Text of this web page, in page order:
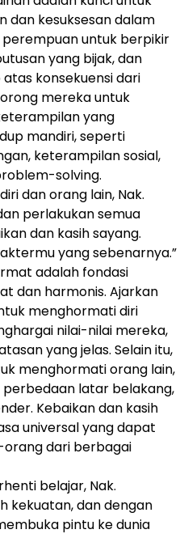
dan kesuksesan dalam
perempuan untuk berpikir
yang bijak, dan
konsekuensi dari
mereka untuk
yang
mandiri, seperti
keterampilan sosial,
solving.
dan orang lain, Nak.
perlakukan semua
dan kasih sayang.
yang sebenarnya.”
adalah fondasi
dan harmonis. Ajarkan
menghormati diri
nilai-nilai mereka,
yang jelas. Selain itu,
menghormati orang lain,
latar belakang,
Kebaikan dan kasih
universal yang dapat
dari berbagai
belajar, Nak.
kekuatan, dan dengan
pintu ke dunia